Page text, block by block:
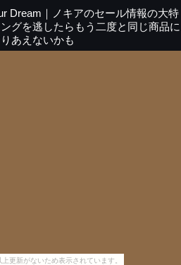
更新がないため表示されています。
Dream ｜
ノキアのセール情報の大特
グを逃したらもう二度と同じ商品に
あえないかも